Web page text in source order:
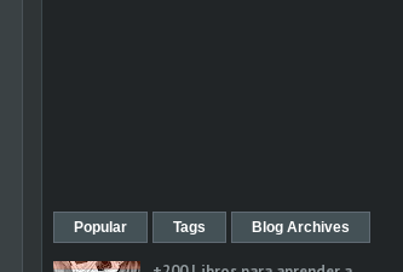
Popular Tags Blog Archives